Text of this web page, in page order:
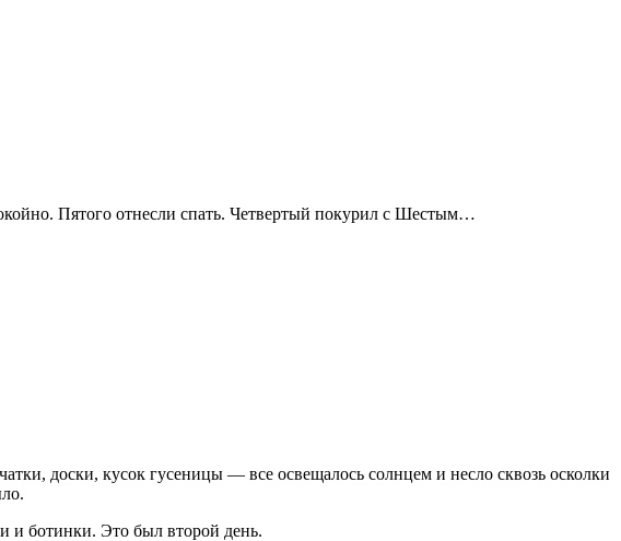
Пятого отнесли спать. Четвертый покурил с Шестым…
доски, кусок гусеницы — все освещалось солнцем и несло сквозь осколки
и ботинки. Это был второй день.